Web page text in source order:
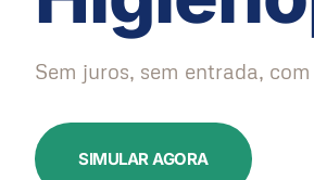
Sem juros, sem entrada,
SIMULAR AGORA